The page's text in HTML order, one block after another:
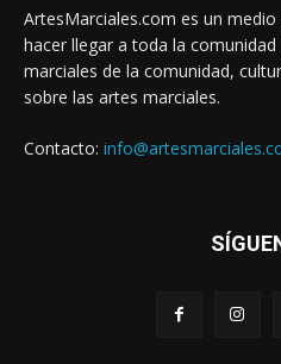
ArtesMarciales.com es un
hacer llegar a toda la comunidad
marciales de la comunidad,
sobre las artes marciales.
Contacto: